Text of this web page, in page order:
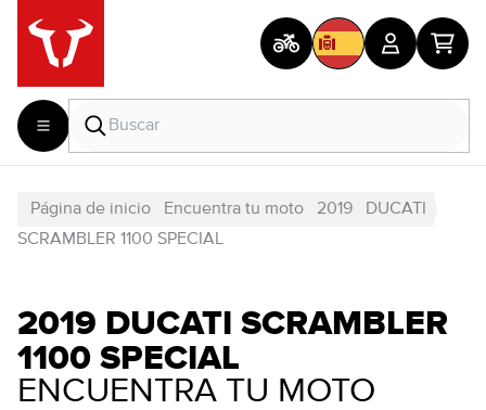
Página de inicio Encuentra tu moto 2019
DUCATI
SCRAMBLER 1100 SPECIAL
2019 DUCATI SCRAMBLER
1100 SPECIAL
ENCUENTRA TU MOTO